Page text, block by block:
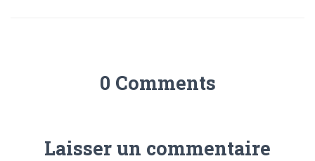
0 Comments
Laisser un commentaire